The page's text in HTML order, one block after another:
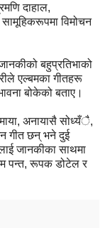
दाहाल,
सामूहिकरूपमा विमोचन
बहुप्रतिभाको
एल्बमका गीतहरू
बोकेको बताए।
अनायासै सोध्यँै,
गीत छन् भने दुई
जानकीका साथमा
पन्त, रूपक डोटेल र